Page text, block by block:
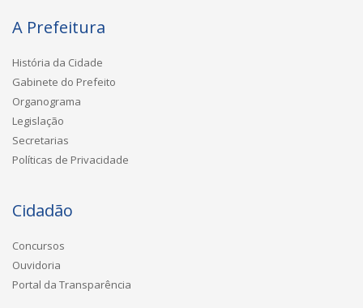
A Prefeitura
História da Cidade
Gabinete do Prefeito
Organograma
Legislação
Secretarias
Políticas de Privacidade
Cidadão
Concursos
Ouvidoria
Portal da Transparência